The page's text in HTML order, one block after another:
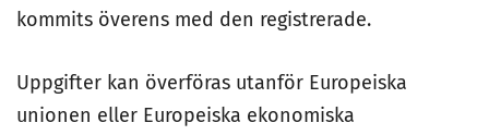
kommits överens med den registrerade.
Uppgifter kan överföras utanför Europeiska
unionen eller Europeiska ekonomiska